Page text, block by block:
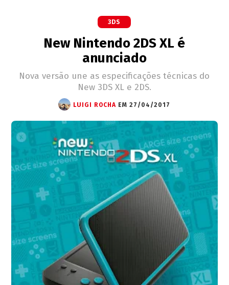
3DS
New Nintendo 2DS XL é
anunciado
Nova versão une as especificações técnicas do
New 3DS XL e 2DS.
LUIGI ROCHA EM 27/04/2017